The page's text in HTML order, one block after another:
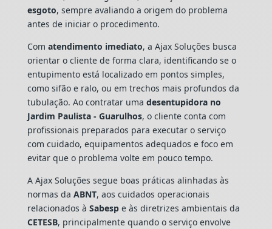
esgoto, sempre avaliando a origem do problema
antes de iniciar o procedimento.
Com atendimento imediato, a Ajax Soluções busca
orientar o cliente de forma clara, identificando se o
entupimento está localizado em pontos simples,
como sifão e ralo, ou em trechos mais profundos da
tubulação. Ao contratar uma desentupidora no
Jardim Paulista - Guarulhos, o cliente conta com
profissionais preparados para executar o serviço
com cuidado, equipamentos adequados e foco em
evitar que o problema volte em pouco tempo.
A Ajax Soluções segue boas práticas alinhadas às
normas da ABNT, aos cuidados operacionais
relacionados à Sabespe às diretrizes ambientais da
CETESB, principalmente quando o serviço envolve